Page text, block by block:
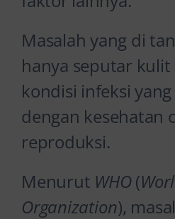
Masalah yang di
hanya seputar
kondisi infeksi
dengan kesehatan
reproduksi.
Menurut WHO(
Organization),